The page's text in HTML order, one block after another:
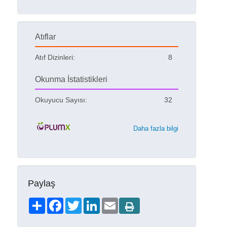
Atıflar
Atıf Dizinleri: 8
Okunma İstatistikleri
Okuyucu Sayısı: 32
Daha fazla bilgi
Paylaş
ShareFacebookTwitterLinkedIn
Email